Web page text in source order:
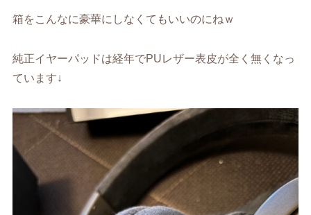
箱をこんなに豪華にしなくてもいいのにねｗ
純正イヤーパッドは経年でPUレザー表皮が全く無くなっ
ています↓